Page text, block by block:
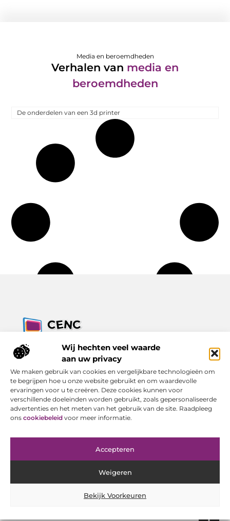
Wij hechten veel waarde
aan uw privacy
We maken gebruik van cookies en vergelijkbare technologieën om
te begrijpen hoe u onze website gebruikt en om waardevolle
ervaringen voor u te creëren. Deze cookies kunnen voor
verschillende doeleinden worden gebruikt, zoals gepersonaliseerde
advertenties en het meten van het gebruik van de site. Raadpleeg
ons cookiebeleid voor meer informatie.
Accepteren
Weigeren
Bekijk Voorkeuren
Media en beroemdheden
Verhalen van media en
beroemdheden
De onderdelen van een 3d printer
Jouw bron voor inzichten, tips en nieuws uit de digitale
Ontdek alles wat je moet weten over het dagelijks leven, met
een focus op praktische adviezen en actuele trends.
Bericht categorie
Onze informatie
Cookiebeleid (EU)